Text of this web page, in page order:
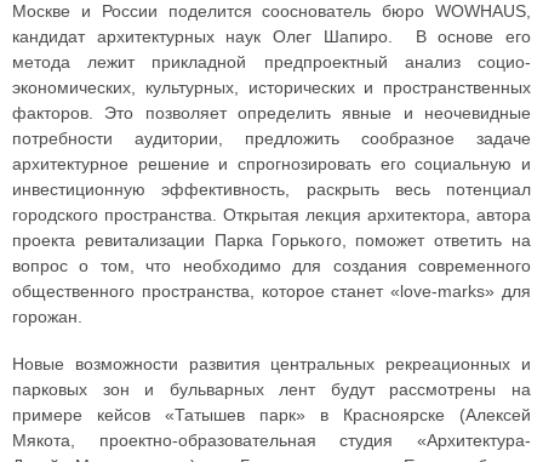
Москве и России поделится сооснователь бюро WOWHAUS,
кандидат архитектурных наук Олег Шапиро. В основе его
метода лежит прикладной предпроектный анализ социо-
экономических, культурных, исторических и пространственных
факторов. Это позволяет определить явные и неочевидные
потребности аудитории, предложить сообразное задаче
архитектурное решение и спрогнозировать его социальную и
инвестиционную эффективность, раскрыть весь потенциал
городского пространства. Открытая лекция архитектора, автора
проекта ревитализации Парка Горького, поможет ответить на
вопрос о том, что необходимо для создания современного
общественного пространства, которое станет «love-marks» для
горожан.
Новые возможности развития центральных рекреационных и
парковых зон и бульварных лент будут рассмотрены на
примере кейсов «Татышев парк» в Красноярске (Алексей
Мякота, проектно-образовательная студия «Архитектура-